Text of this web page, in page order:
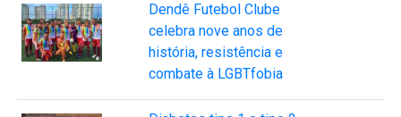
Dendê Futebol Clube
celebra nove anos de
história, resistência e
combate à LGBTfobia